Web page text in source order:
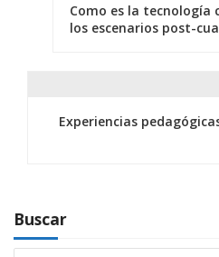
i
ó
Como es la tecnología
los escenarios post-
Experiencias
Buscar